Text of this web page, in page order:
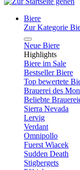
Biere
Zur Kategorie
Neue Biere
Highlights
Biere im Sale
Bestseller Biere
Top bewertete
Brauerei des
Beliebte
Sierra Nevada
Lervig
Verdant
Omnipollo
Fuerst Wiacek
Sudden Death
Stigbergets